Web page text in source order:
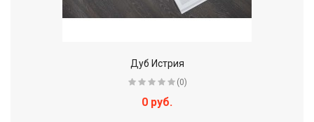
Дуб Истрия
(0)
0 руб.